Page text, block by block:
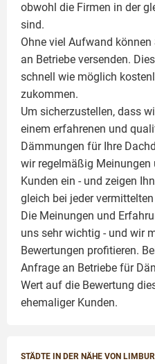
obwohl die Firmen in der
sind.
Ohne viel Aufwand
an Betriebe versenden.
schnell wie möglich
zukommen.
Um sicherzustellen, dass
einem erfahrenen und
Dämmungen für Ihre
wir regelmäßig Meinungen
Kunden ein - und zeigen
gleich bei jeder
Die Meinungen und
uns sehr wichtig - und wir
Bewertungen profitieren.
Anfrage an Betriebe für
Wert auf die Bewertung
ehemaliger Kunden.
STÄDTE IN DER NÄHE VON